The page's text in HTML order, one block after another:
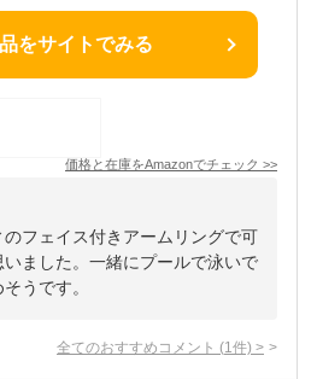
をサイトでみる
価格と在庫をAmazonでチェック >>
フェイス付きアームリングで可
ました。一緒にプールで泳いで
うです。
全てのおすすめコメント (1 件) >